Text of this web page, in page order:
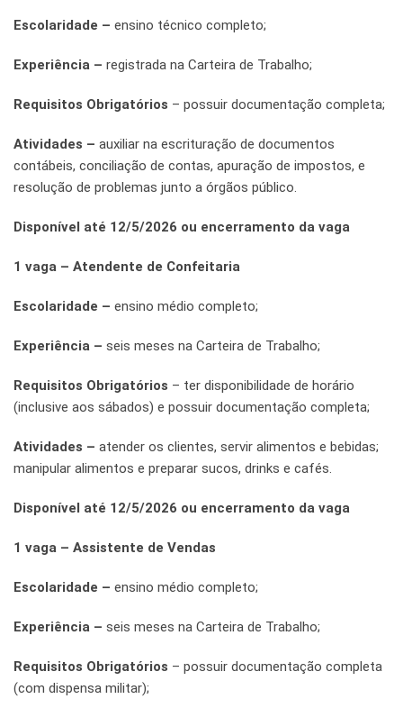
Escolaridade – ensino técnico completo;
Experiência – registrada na Carteira de Trabalho;
Requisitos Obrigatórios – possuir documentação completa;
Atividades – auxiliar na escrituração de documentos
contábeis, conciliação de contas, apuração de impostos, e
resolução de problemas junto a órgãos público.
Disponível até 12/5/2026 ou encerramento da vaga
1 vaga – Atendente de Confeitaria
Escolaridade – ensino médio completo;
Experiência – seis meses na Carteira de Trabalho;
Requisitos Obrigatórios – ter disponibilidade de horário
(inclusive aos sábados) e possuir documentação completa;
Atividades – atender os clientes, servir alimentos e bebidas;
manipular alimentos e preparar sucos, drinks e cafés.
Disponível até 12/5/2026 ou encerramento da vaga
1 vaga – Assistente de Vendas
Escolaridade – ensino médio completo;
Experiência – seis meses na Carteira de Trabalho;
Requisitos Obrigatórios – possuir documentação completa
(com dispensa militar);